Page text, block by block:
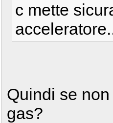
c mette
Quindi se
gas?